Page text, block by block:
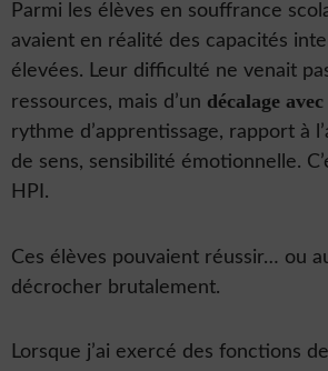
Parmi les élèves en souffrance
avaient en réalité des capacités
élevées. Leur difficulté ne venait
ressources, mais d’un décalage
rythme d’apprentissage, rapport à
de sens, sensibilité émotionnelle.
HPI.
Ces élèves pouvaient réussir… ou
décrocher brutalement.
Lorsque j’ai exercé des fonctions